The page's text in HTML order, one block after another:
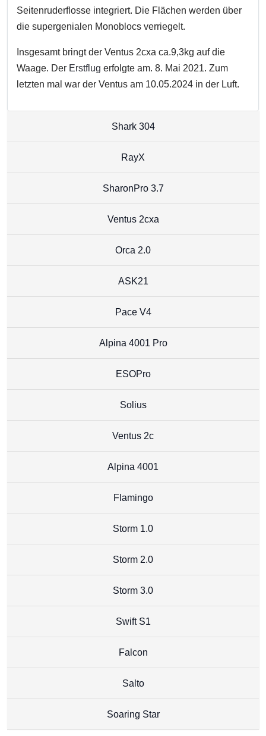
Seitenruderflosse integriert. Die Flächen werden über
die supergenialen Monoblocs verriegelt.
Insgesamt bringt der Ventus 2cxa ca.9,3kg auf die
Waage. Der Erstflug erfolgte am. 8. Mai 2021. Zum
letzten mal war der Ventus am 10.05.2024 in der Luft.
Shark 304
RayX
SharonPro 3.7
Ventus 2cxa
Orca 2.0
ASK21
Pace V4
Alpina 4001 Pro
ESOPro
Solius
Ventus 2c
Alpina 4001
Flamingo
Storm 1.0
Storm 2.0
Storm 3.0
Swift S1
Falcon
Salto
Soaring Star